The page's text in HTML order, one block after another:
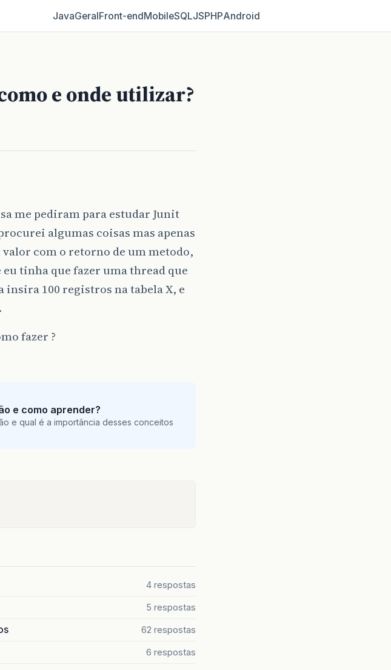
JavaGeralFront‑endMobileSQLJSPHPAndroid
e onde utilizar?
me pediram para estudar Junit
algumas coisas mas apenas
com o retorno de um metodo,
tinha que fazer uma thread que
insira 100 registros na tabela X, e
fazer ?
e como aprender?
e qual é a importância desses conceitos
4 respostas
5 respostas
62 respostas
6 respostas